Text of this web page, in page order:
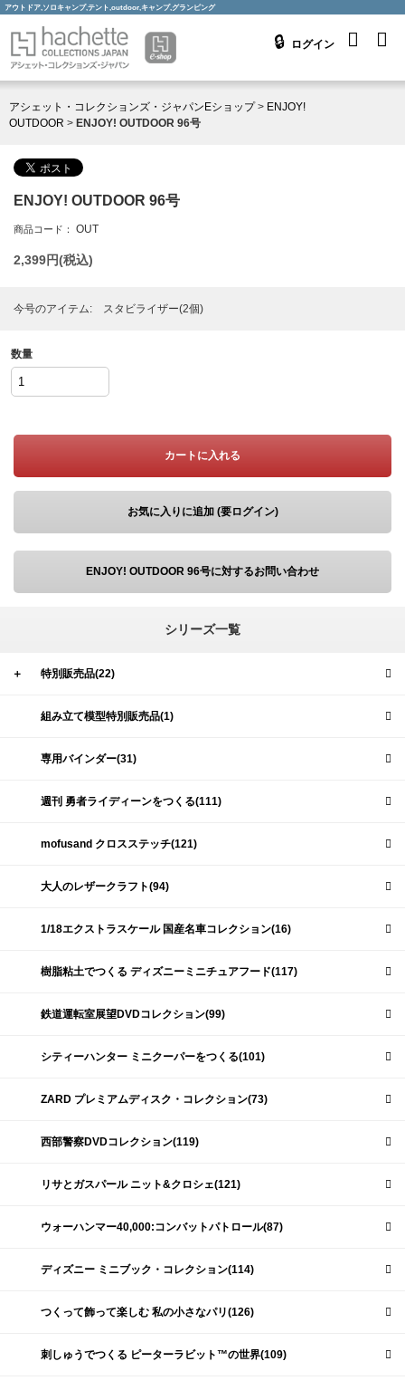
アウトドア,ソロキャンプ,テント,outdoor,キャンプ,グランピング
ログイン
アシェット・コレクションズ・ジャパンEショップ> ENJOY!
OUTDOOR > ENJOY! OUTDOOR 96号
ENJOY! OUTDOOR 96号
商品コード： OUT
2,399円(税込)
今号のアイテム: スタビライザー(2個)
数量
カートに入れる
お気に入りに追加 (要ログイン)
ENJOY! OUTDOOR 96号に対するお問い合わせ
シリーズ一覧
＋ 特別販売品(22)
組み立て模型特別販売品(1)
専用バインダー(31)
週刊 勇者ライディーンをつくる(111)
mofusand クロスステッチ(121)
大人のレザークラフト(94)
1/18エクストラスケール 国産名車コレクション(16)
樹脂粘土でつくる ディズニーミニチュアフード(117)
鉄道運転室展望DVDコレクション(99)
シティーハンター ミニクーパーをつくる(101)
ZARD プレミアムディスク・コレクション(73)
西部警察DVDコレクション(119)
リサとガスパール ニット&クロシェ(121)
ウォーハンマー40,000:コンバットパトロール(87)
ディズニー ミニブック・コレクション(114)
つくって飾って楽しむ 私の小さなパリ(126)
刺しゅうでつくる ピーターラビット™の世界(109)